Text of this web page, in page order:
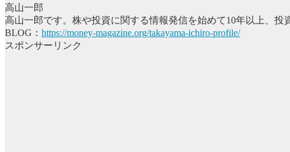
高山一郎
高山一郎です。株や投資に関する情報発信を始めて10年以上、
BLOG： https://money-magazine.org/takayama-ichiro-profile/
スポンサーリンク